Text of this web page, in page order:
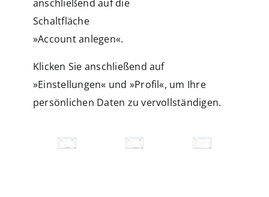
anschließend auf die
Schaltfläche
»Account anlegen«.
Klicken Sie anschließend auf
»Einstellungen« und »Profil«, um Ihre
persönlichen Daten zu vervollständigen.